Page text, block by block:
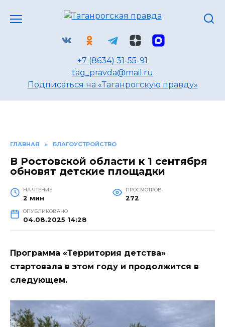
+7 (8634) 31-55-91
tag_pravda@mail.ru
Подписаться на «Таганрогскую правду»
ГЛАВНАЯ » БЛАГОУСТРОЙСТВО
В Ростовской области к 1 сентября
обновят детские площадки
НА ЧТЕНИЕ
2 мин
ПРОСМОТРОВ
272
ОПУБЛИКОВАНО
04.08.2025 14:28
Программа «Территория детства»
стартовала в этом году и продолжится в
следующем.